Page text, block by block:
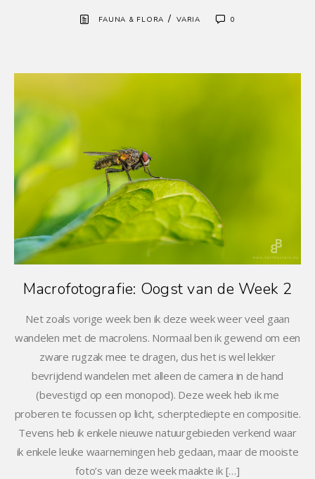
FAUNA & FLORA /VARIA 0
Macrofotografie: Oogst van de Week 2
Net zoals vorige week ben ik deze week weer veel gaan
wandelen met de macrolens. Normaal ben ik gewend om een
zware rugzak mee te dragen, dus het is wel lekker
bevrijdend wandelen met alleen de camera in de hand
(bevestigd op een monopod). Deze week heb ik me
proberen te focussen op licht, scherptediepte en compositie.
Tevens heb ik enkele nieuwe natuurgebieden verkend waar
ik enkele leuke waarnemingen heb gedaan, maar de mooiste
foto’s van deze week maakte ik […]